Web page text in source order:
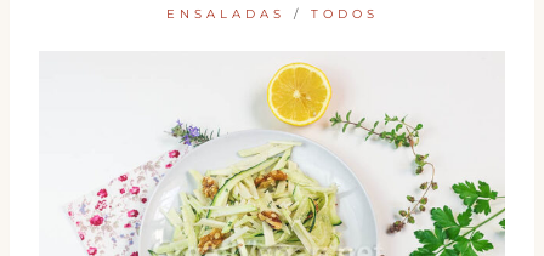
ENSALADAS / TODOS